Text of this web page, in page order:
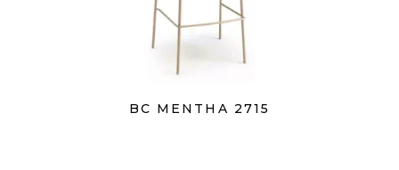
BC MENTHA 2715